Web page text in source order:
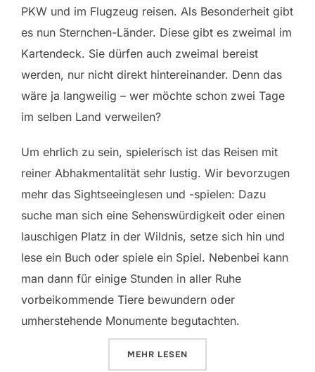
PKW und im Flugzeug reisen. Als Besonderheit gibt
es nun Sternchen-Länder. Diese gibt es zweimal im
Kartendeck. Sie dürfen auch zweimal bereist
werden, nur nicht direkt hintereinander. Denn das
wäre ja langweilig – wer möchte schon zwei Tage
im selben Land verweilen?
Um ehrlich zu sein, spielerisch ist das Reisen mit
reiner Abhakmentalität sehr lustig. Wir bevorzugen
mehr das Sightseeinglesen und -spielen: Dazu
suche man sich eine Sehenswürdigkeit oder einen
lauschigen Platz in der Wildnis, setze sich hin und
lese ein Buch oder spiele ein Spiel. Nebenbei kann
man dann für einige Stunden in aller Ruhe
vorbeikommende Tiere bewundern oder
umherstehende Monumente begutachten.
MEHR ÜBER „TEN DAYS IN AFRICA“
LESEN